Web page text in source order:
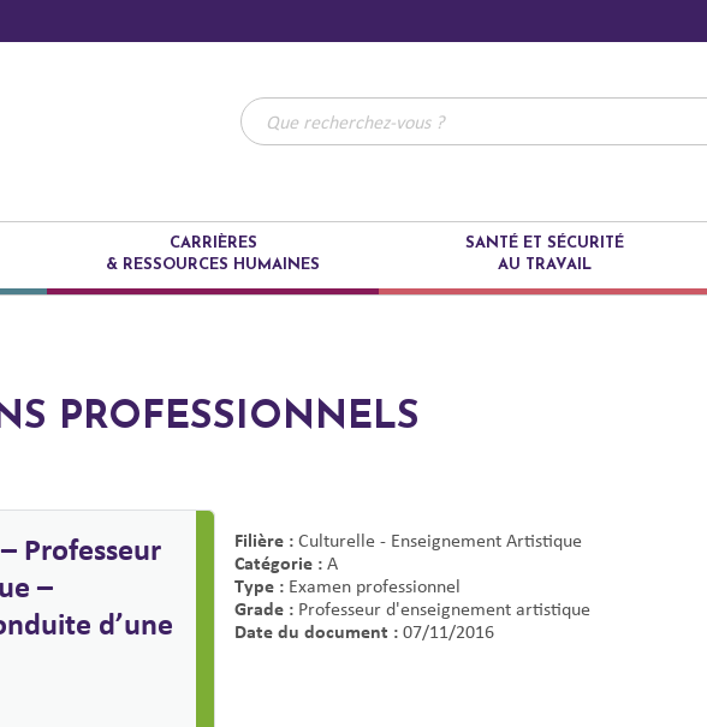
CARRIÈRES
& RESSOURCES HUMAINES
SANTÉ ET SÉCURITÉ
AU TRAVAIL
PROFESSIONNELS
Professeur
–
d’une
Filière :Culturelle - Enseignement Artistique
Catégorie :A
Type : Examen professionnel
Grade : Professeur d'enseignement artistique
Date du document :07/11/2016